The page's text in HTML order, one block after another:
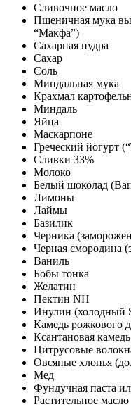
Сливочное масло
Пшеничная мука
“Макфа”)
Сахарная пудра
Сахар
Соль
Миндальная мука
Крахмал
Миндаль
Яйца
Маскарпоне
Греческий йогурт
Сливки 33%
Молоко
Белый шоколад
Лимоны
Лаймы
Базилик
Черника
Черная смородина
Ваниль
Бобы тонка
Желатин
Пектин NH
Инулин (холодный
Камедь рожкового
Ксантановая камедь
Цитрусовые
Овсяные хлопья
Мед
Фундучная паста
Растительное масло